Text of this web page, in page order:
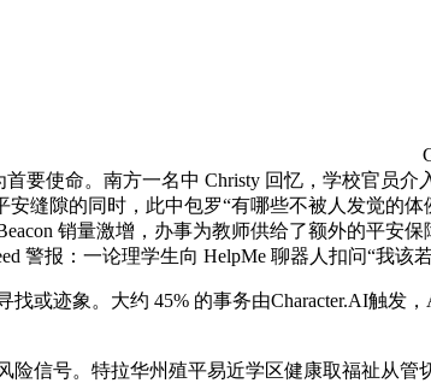
要使命。南方一名中 Christy 回忆，学校官员
缝隙的同时，此中包罗“有哪些不被人发觉的
销量激增，办事为教师供给了额外的平安
警报：一论理学生向 HelpMe 聊器人扣问“我该
迹象。大约 45% 的事务由Character.AI触发，
信号。特拉华州殖平易近学区健康取福祉从管